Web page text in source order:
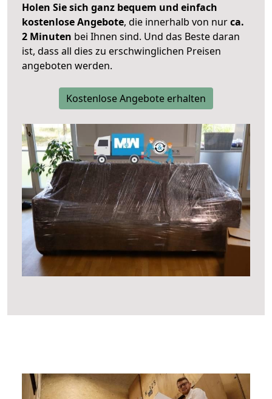
Holen Sie sich ganz bequem und einfach
kostenlose Angebote, die innerhalb von nurca.
2 Minuten bei Ihnen sind. Und das Beste daran
ist, dass all dies zu erschwinglichen Preisen
angeboten werden.
Kostenlose Angebote erhalten